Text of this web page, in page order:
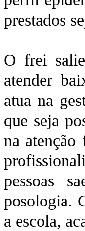
prestados
O frei
atender
atua na
que seja
na atenção
pessoas
posologia.
a escola,